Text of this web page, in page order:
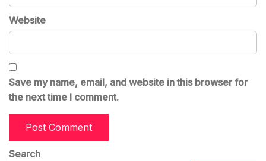
Website
Save my name, email, and website in this browser for
the next time I comment.
Search